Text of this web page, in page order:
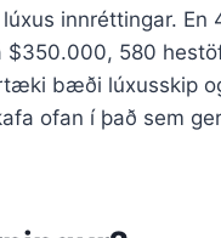
innréttingar. En
580
bæði lúxusskip
ofan í það sem